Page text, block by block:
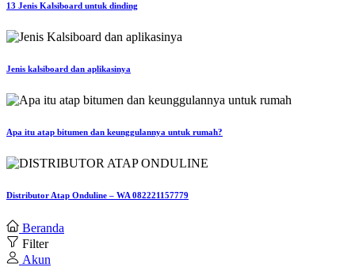
13 Jenis Kalsiboard untuk dinding
Jenis kalsiboard dan aplikasinya
Apa itu atap bitumen dan keunggulannya untuk rumah?
Distributor Atap Onduline – WA 082221157779
Beranda
Filter
Akun